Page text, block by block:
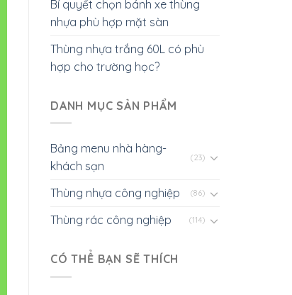
Bí quyết chọn bánh xe thùng
nhựa phù hợp mặt sàn
Thùng nhựa trắng 60L có phù
hợp cho trường học?
DANH MỤC SẢN PHẨM
Bảng menu nhà hàng-
khách sạn
(23)
Thùng nhựa công nghiệp (86)
Thùng rác công nghiệp (114)
CÓ THỂ BẠN SẼ THÍCH